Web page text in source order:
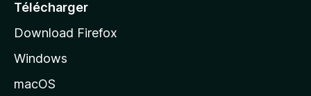
e
l
d
Télécharger
Download Firefox
Windows
macOS